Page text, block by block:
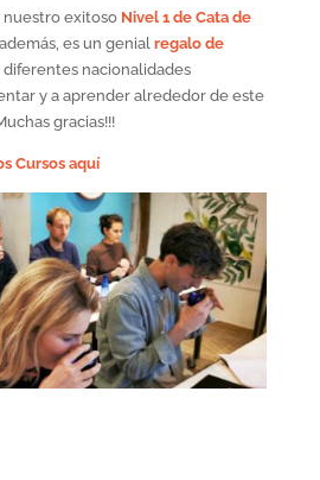
nuestro exitosoNivel 1 de Cata de
es un genial regalo de
diferentes nacionalidades
y a aprender alrededor de este
gracias!!!
Cursos aquí